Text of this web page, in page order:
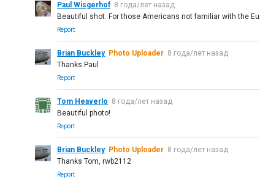
Paul Wisgerhof 8 года/лет назад
Beautiful shot. For those Americans not familiar with the
Report
Brian Buckley Photo Uploader 8 года/лет назад
Thanks Paul
Report
Tom Heaverlo 8 года/лет назад
Beautiful photo!
Report
Brian Buckley Photo Uploader 8 года/лет назад
Thanks Tom, rwb2112
Report